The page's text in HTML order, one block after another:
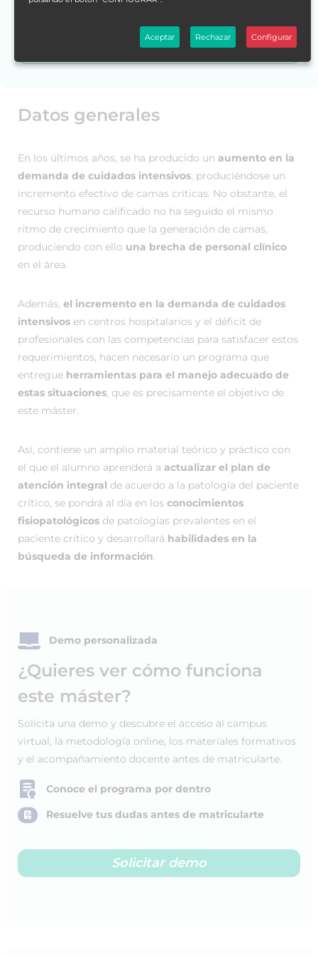
Datos generales
En los últimos años, se ha producido un aumento en la
demanda de cuidados intensivos, produciéndose un
incremento efectivo de camas críticas. No obstante, el
recurso humano calificado no ha seguido el mismo
ritmo de crecimiento que la generación de camas,
produciendo con ello una brecha de personal clínico
en el área.
Además, el incremento en la demanda de cuidados
intensivos en centros hospitalarios y el déficit de
profesionales con las competencias para satisfacer estos
requerimientos, hacen necesario un programa que
entregue herramientas para el manejo adecuado de
estas situaciones, que es precisamente el objetivo de
este máster.
Así, contiene un amplio material teórico y práctico con
el que el alumno aprenderá a actualizar el plan de
atención integral de acuerdo a la patología del paciente
crítico, se pondrá al día en los conocimientos
fisiopatológicos de patologías prevalentes en el
paciente crítico y desarrollará habilidades en la
búsqueda de información.
Demo personalizada
¿Quieres ver cómo funciona
este máster?
Solicita una demo y descubre el acceso al campus
virtual, la metodología online, los materiales formativos
y el acompañamiento docente antes de matricularte.
Conoce el programa por dentro
Resuelve tus dudas antes de matricularte
Solicitar demo
¿Necesitas ayuda?
Aceptar Rechazar Configurar